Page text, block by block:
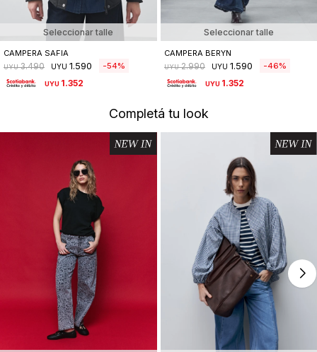
Seleccionar talle
CAMPERA SAFIA
UYU 3.490 UYU 1.590 54
UYU 1.352
Seleccionar talle
CAMPERA BERYN
UYU 2.990 UYU 1.590 46
UYU 1.352
Completá tu look